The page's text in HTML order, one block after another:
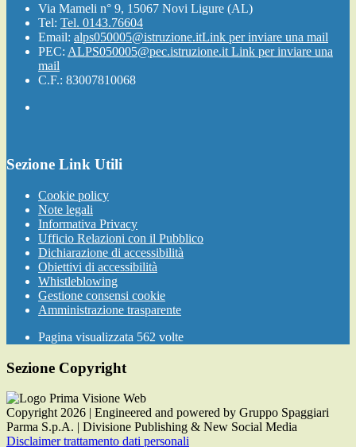
Via Mameli n° 9, 15067 Novi Ligure (AL)
Tel: Tel. 0143.76604
Email: alps050005@istruzione.itLink per inviare una mail
PEC: ALPS050005@pec.istruzione.it Link per inviare una
mail
C.F.: 83007810068
Sezione Link Utili
Cookie policy
Note legali
Informativa Privacy
Ufficio Relazioni con il Pubblico
Dichiarazione di accessibilità
Obiettivi di accessibilità
Whistleblowing
Gestione consensi cookie
Amministrazione trasparente
Pagina visualizzata 562 volte
Sezione Copyright
Copyright 2026 | Engineered and powered by Gruppo Spaggiari
Parma S.p.A. | Divisione Publishing & New Social Media
Disclaimer trattamento dati personali